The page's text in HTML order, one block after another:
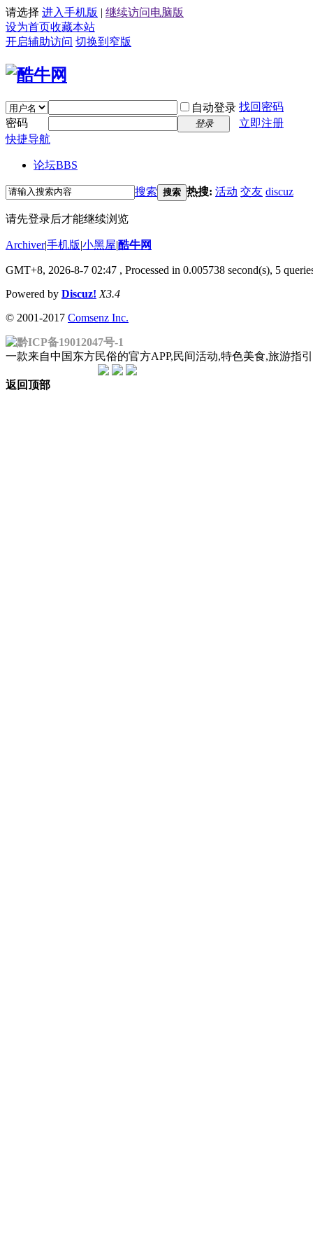
请选择 进入手机版 | 继续访问电脑版
设为首页收藏本站
开启辅助访问 切换到窄版
自动登录 找回密码
密码
登录
立即注册
快捷导航
论坛BBS
搜索 搜索 热搜: 活动 交友 discuz
请先登录后才能继续浏览
Archiver|手机版|小黑屋|酷牛网
GMT+8, 2026-8-7 02:47 , Processed in 0.005738 second(s), 5
Powered by Discuz! X3.4
© 2001-2017 Comsenz Inc.
黔ICP备19012047号-1
一款来自中国东方民俗的官方APP,民间活动,特色美食,旅游
返回顶部